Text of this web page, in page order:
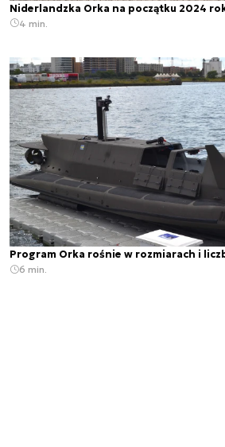
Niderlandzka Orka na początku 2024
4 min.
Program Orka rośnie w rozmiarach i
6 min.